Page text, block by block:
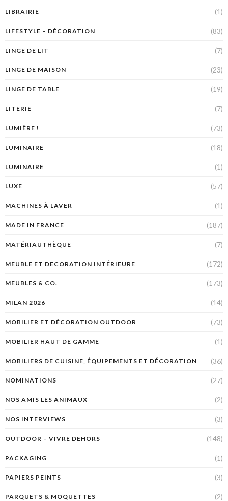
LIBRAIRIE (1)
LIFESTYLE – DÉCORATION (83)
LINGE DE LIT (7)
LINGE DE MAISON (23)
LINGE DE TABLE (19)
LITERIE (7)
LUMIÈRE ! (73)
LUMINAIRE (18)
LUMINAIRE (1)
LUXE (57)
MACHINES À LAVER (1)
MADE IN FRANCE (187)
MATÉRIAUTHÈQUE (7)
MEUBLE ET DECORATION INTÉRIEURE (172)
MEUBLES & CO. (173)
MILAN 2026 (14)
MOBILIER ET DÉCORATION OUTDOOR (73)
MOBILIER HAUT DE GAMME (1)
MOBILIERS DE CUISINE, ÉQUIPEMENTS ET DÉCORATION (36)
NOMINATIONS (27)
NOS AMIS LES ANIMAUX (2)
NOS INTERVIEWS (3)
OUTDOOR – VIVRE DEHORS (148)
PACKAGING (1)
PAPIERS PEINTS (3)
PARQUETS & MOQUETTES (2)